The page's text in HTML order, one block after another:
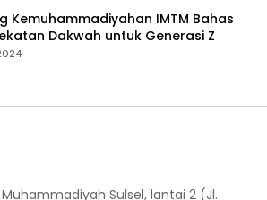
Kemuhammadiyahan IMTM Bahas
Dakwah untuk Generasi Z
Sulsel, lantai 2 (Jl.